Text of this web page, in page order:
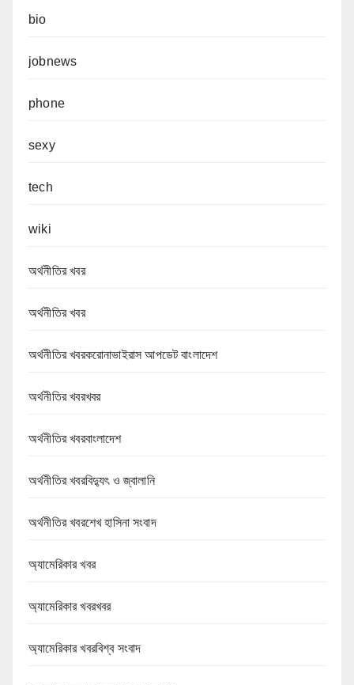
bio
jobnews
phone
sexy
tech
wiki
অর্থনীতির খবর
অর্থনীতির খবর
অর্থনীতির খবরকরোনাভাইরাস আপডেট বাংলাদেশ
অর্থনীতির খবরখবর
অর্থনীতির খবরবাংলাদেশ
অর্থনীতির খবরবিদ্যুৎ ও জ্বালানি
অর্থনীতির খবরশেখ হাসিনা সংবাদ
অ্যামেরিকার খবর
অ্যামেরিকার খবরখবর
অ্যামেরিকার খবরবিশ্ব সংবাদ